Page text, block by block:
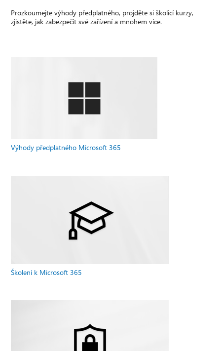
Prozkoumejte výhody předplatného, projděte si školicí kurzy,
zjistěte, jak zabezpečit své zařízení a mnohem více.
Výhody předplatného Microsoft 365
Školení k Microsoft 365